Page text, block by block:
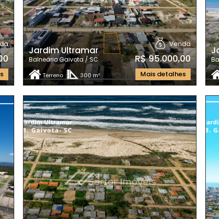
Jardim Ultramar
Balneário Gaivota / SC
Terreno 300 m²
Venda
R$ 95.000,00
Mais detalhes